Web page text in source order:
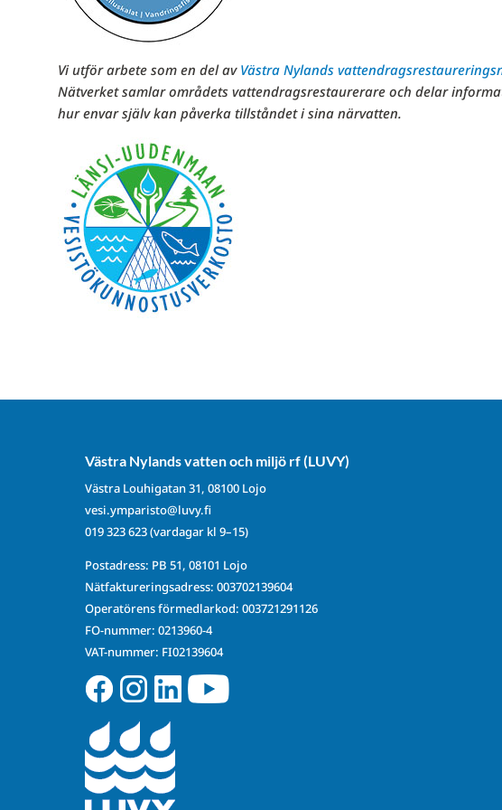
Vi utför arbete som en del av Västra Nylands
Nätverket samlar områdets vattendragsrestaurerare och delar
hur envar själv kan påverka tillståndet i sina närvatten.
Västra Nylands vatten och miljö rf (LUVY)
Västra Louhigatan 31, 08100 Lojo
vesi.ymparisto@luvy.fi
019 323 623(vardagar kl 9–15)
Postadress: PB 51, 08101 Lojo
Nätfaktureringsadress: 003702139604
Operatörens förmedlarkod: 003721291126
FO-nummer: 0213960-4
VAT-nummer: FI02139604